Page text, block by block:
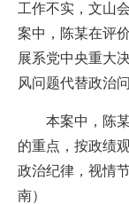
工作不实，文山
案中，陈某在评
展系党中央重大
风问题代替政治
本案中，陈某
的重点，按政绩
政治纪律，视情
南）